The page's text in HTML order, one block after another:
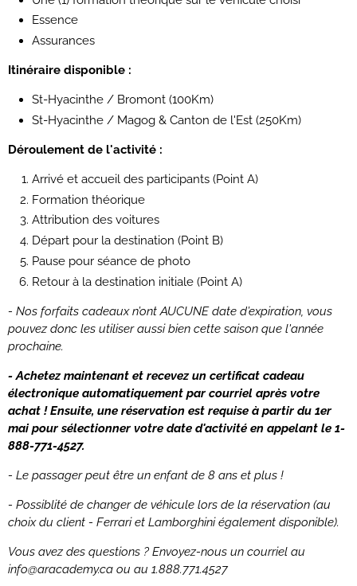
Essence
Assurances
Itinéraire disponible :
St-Hyacinthe / Bromont (100Km)
St-Hyacinthe / Magog & Canton de l'Est (250Km)
Déroulement de l'activité :
Arrivé et accueil des participants (Point A)
Formation théorique
Attribution des voitures
Départ pour la destination (Point B)
Pause pour séance de photo
Retour à la destination initiale (Point A)
- Nos forfaits cadeaux n’ont AUCUNE date d’expiration, vous
pouvez donc les utiliser aussi bien cette saison que l'année
prochaine.
- Achetez maintenant et recevez un certificat cadeau
électronique automatiquement par courriel après votre
achat ! Ensuite, une réservation est requise à partir du 1er
mai pour sélectionner votre date d'activité en appelant le 1-
888-771-4527.
- Le passager peut être un enfant de 8 ans et plus !
- Possiblité de changer de véhicule lors de la réservation (au
choix du client - Ferrari et Lamborghini également disponible).
Vous avez des questions ? Envoyez-nous un courriel au
info@aracademy.ca ou au 1.888.771.4527